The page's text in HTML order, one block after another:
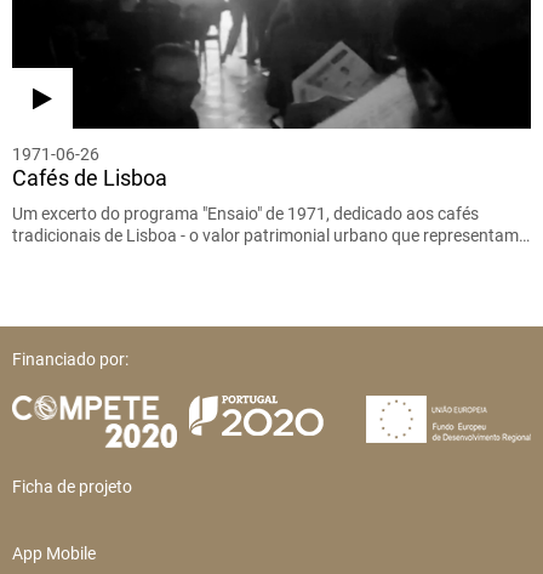
1971-06-26
Cafés de Lisboa
Um excerto do programa "Ensaio" de 1971, dedicado aos cafés
tradicionais de Lisboa - o valor patrimonial urbano que representam…
Financiado por:
Ficha de projeto
App Mobile